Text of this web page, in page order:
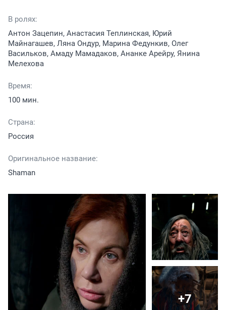
В ролях:
Антон Зацепин, Анастасия Теплинская, Юрий
Майнагашев, Ляна Ондур, Марина Федункив, Олег
Васильков, Амаду Мамадаков, Ананке Арейру, Янина
Мелехова
Время:
100 мин.
Страна:
Россия
Оригинальное название:
Shaman
+7